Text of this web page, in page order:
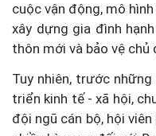
cuộc vận động, mô
xây dựng gia đình
thôn mới và bảo vệ chủ
Tuy nhiên, trước
triển kinh tế - xã hội,
đội ngũ cán bộ, hội